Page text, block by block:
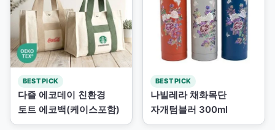
BEST PICK
다즐 에코데이 친환경
토트 에코백(케이스포함)
BEST PICK
나빌레라 채화목단
자개텀블러 300ml